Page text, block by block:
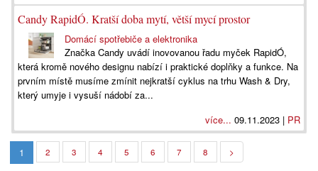
Candy RapidÓ. Kratší doba mytí, větší mycí prostor
Domácí spotřebiče a elektronika
Značka Candy uvádí inovovanou řadu myček RapidÓ,
která kromě nového designu nabízí i praktické doplňky a funkce. Na
prvním místě musíme zmínit nejkratší cyklus na trhu Wash & Dry,
který umyje i vysuší nádobí za...
více... 09.11.2023 | PR
1 2 3 4 5 6 7 8 >